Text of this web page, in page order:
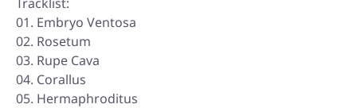
01. Embryo Ventosa
02. Rosetum
03. Rupe Cava
04. Corallus
05. Hermaphroditus